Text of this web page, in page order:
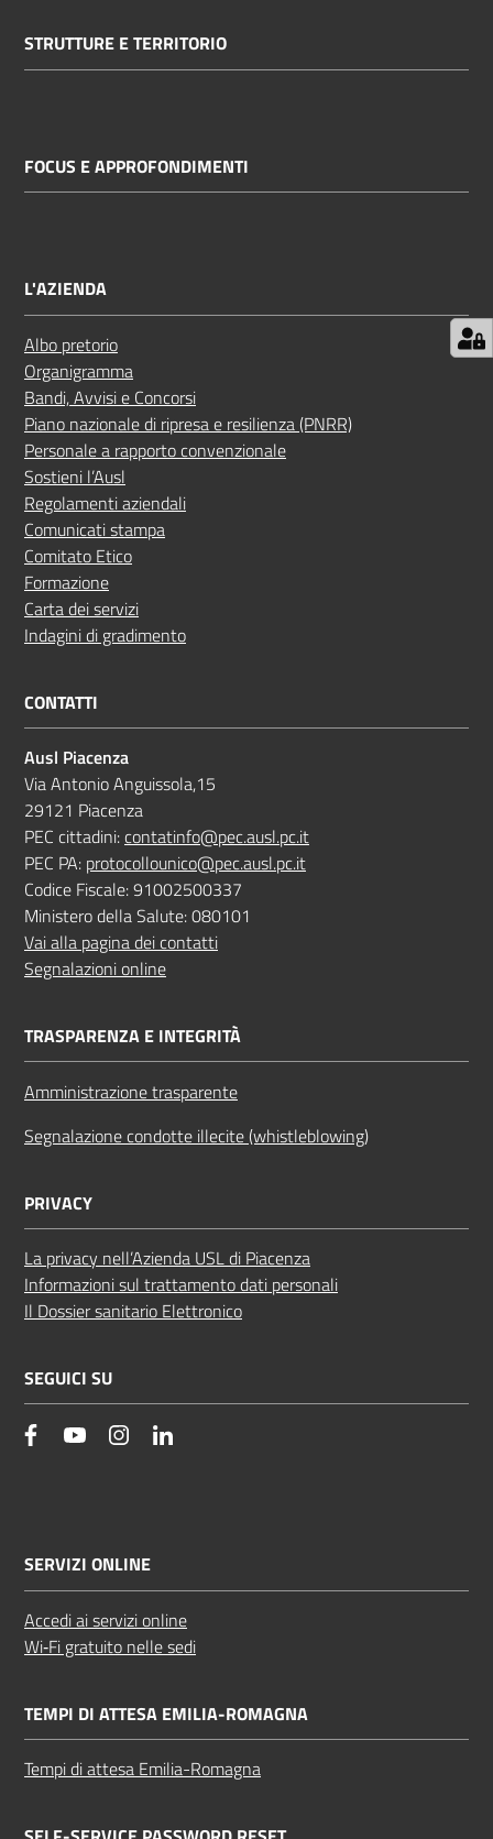
STRUTTURE E TERRITORIO
FOCUS E APPROFONDIMENTI
L'AZIENDA
Albo pretorio
Organigramma
Bandi, Avvisi e Concorsi
Piano nazionale di ripresa e resilienza (PNRR)
Personale a rapporto convenzionale
Sostieni l’Ausl
Regolamenti aziendali
Comunicati stampa
Comitato Etico
Formazione
Carta dei servizi
Indagini di gradimento
CONTATTI
Ausl Piacenza
Via Antonio Anguissola,15
29121 Piacenza
PEC cittadini:contatinfo@pec.ausl.pc.it
PEC PA: protocollounico@pec.ausl.pc.it
Codice Fiscale: 91002500337
Ministero della Salute: 080101
Vai alla pagina dei contatti
Segnalazioni online
TRASPARENZA E INTEGRITÀ
Amministrazione trasparente
Segnalazione condotte illecite (whistleblowing)
PRIVACY
La privacy nell’Azienda USL di Piacenza
Informazioni sul trattamento dati personali
Il Dossier sanitario Elettronico
SEGUICI SU
facebookYouTube Instagram
SERVIZI ONLINE
Accedi ai servizi online
Wi‑Fi gratuito nelle sedi
TEMPI DI ATTESA EMILIA-ROMAGNA
Tempi di attesa Emilia-Romagna